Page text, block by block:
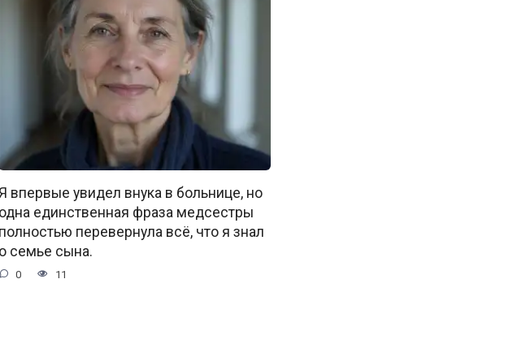
Я впервые увидел внука в больнице, но
одна единственная фраза медсестры
полностью перевернула всё, что я знал
о семье сына.
0 11